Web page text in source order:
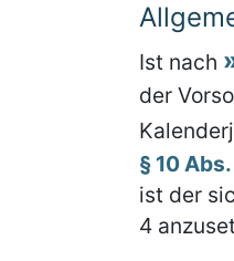
Ist nach
der
§ 10
ist der
4